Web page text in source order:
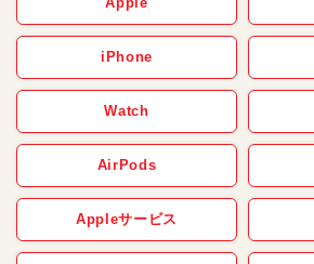
iPhone
Watch
AirPods
Appleサービス